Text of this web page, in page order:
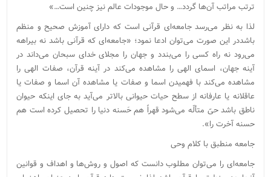
ترتب مراتب آن‌ها گردد… و حال موجودات عالم نیز چنین است…»
لذا به نظر می‌رسد جامعه‌ای قرآنی است که دارای آموزش صحیح و منظم
باشددر این صورت می‌توان ادعا نمود؛ «جامعه‌ای که قرآنی باشد نه بیراهه
می‌رود نه راه کسی را می‌بندد و جهان را مجلای خدای سبحان می‌داند در
آینه جهان، اسمای الهی را مشاهده می‌کند در آینه قرآن، صفات الهی را
مشاهده می‌کند با فهمیدن اسما و صفات یا مشاهده آن اسما و صفات یا
عاقلانه یا عارفانه از سطح حیات حیوانی بالا‌تر می‌آید به جای اینکه حیوان
ناطق باشد حیّ متألّه می‌شود قهراً هم حَسنه دنیا را تحصیل کرده است هم
حسنه آخرت را».
جامعه منطبق با کلام وحی
جامعه‌ای را می‌توان مطلوب دانست که اصول و روش‌ها و اهداف و قوانین